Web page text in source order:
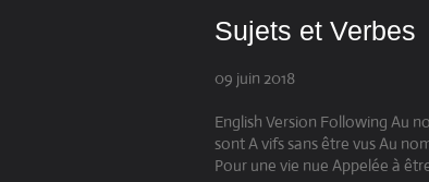
Sujets et Verbes
09 juin 2018
English Version Following Au
sont A vifs sans être vus Au
Pour une vie nue Appelée à